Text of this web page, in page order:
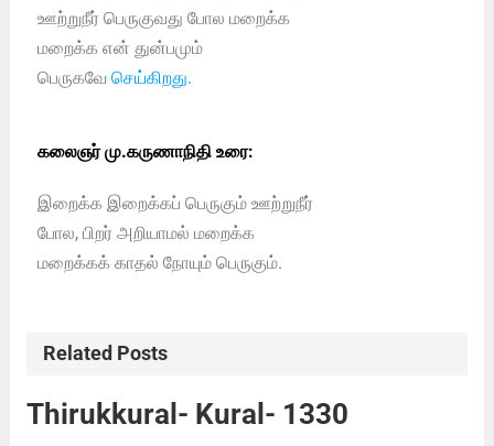
ஊற்றுநீர் பெருகுவது போல மறைக்க
மறைக்க என் துன்பமும்
பெருகவே செய்கிறது.
கலைஞர் மு.கருணாநிதி உரை:
இறைக்க இறைக்கப் பெருகும் ஊற்றுநீர்
போல, பிறர் அறியாமல் மறைக்க
மறைக்கக் காதல் நோயும் பெருகும்.
Related Posts
Thirukkural- Kural- 1330